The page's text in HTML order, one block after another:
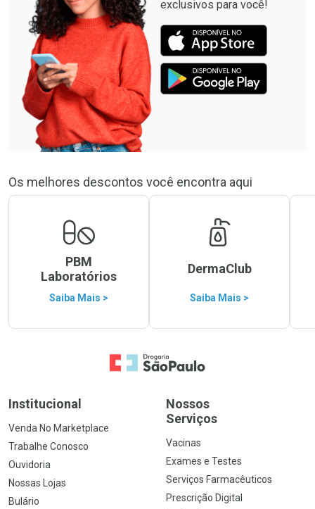
exclusivos para você!
Os melhores descontos você encontra aqui
PBM
Laboratórios
Saiba Mais >
DermaClub
Saiba Mais >
Ir para a Home
Institucional
Venda No Marketplace
Trabalhe Conosco
Ouvidoria
Nossas Lojas
Bulário
Nossos
Serviços
Vacinas
Exames e Testes
Serviços Farmacêuticos
Prescrição Digital